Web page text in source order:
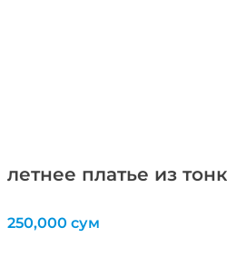
летнее платье из
250,000 сум